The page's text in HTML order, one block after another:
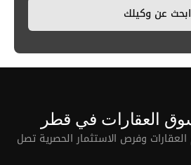
ابحث عن وكيلك
العقارات في قطر
وفرص الاستثمار الحصرية تصل